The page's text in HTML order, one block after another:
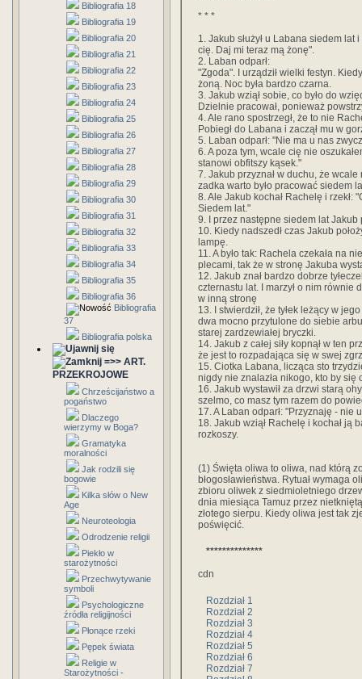
Bibliografia 18
Bibliografia 19
Bibliografia 20
Bibliografia 21
Bibliografia 22
Bibliografia 23
Bibliografia 24
Bibliografia 25
Bibliografia 26
Bibliografia 27
Bibliografia 28
Bibliografia 29
Bibliografia 30
Bibliografia 31
Bibliografia 32
Bibliografia 33
Bibliografia 34
Bibliografia 35
Bibliografia 36
Bibliografia
37
Bibliografia polska
=>> ART.
PRZEKROJOWE
Chrześcijaństwo a
pogaństwo
Dlaczego
wierzymy w Boga?
Gramatyka
moralności
Jak rodzili się
bogowie
Kilka słów o New
Age
Neuroteologia
Odrodzenie religii
Piekło w
starożytności
Przechwytywanie
symboli
Psychologiczne
źródła religijności
Płonące rzeki
Pępek świata
Religie w
Starożytności -
* * *
1. Jakub służył u Labana siedem lat
cię. Daj mi teraz mą żonę".
2. Laban odparł:
"Zgoda". I urządził wielki festyn.
żoną. Noc była bardzo czarna.
3. Jakub wziął sobie, co było do
Dzielnie pracował, ponieważ
4. Ale rano spostrzegł, że to nie
Pobiegł do Labana i zaczął mu w
5. Laban odparł: "Nie ma u nas
6. A poza tym, wcale cię nie
stanowi obfitszy kąsek."
7. Jakub przyznał w duchu, że
zadka warto było pracować siedem
8. Ale Jakub kochał Rachelę i
Siedem lat."
9. I przez następne siedem lat Jakub
10. Kiedy nadszedł czas Jakub
lampę.
11. A było tak: Rachela czekała na
plecami, tak że w stronę Jakuba
12. Jakub znał bardzo dobrze
czternastu lat. I marzył o nim równie
w inną stronę
13. I stwierdził, że tyłek leżący w
dwa mocno przytulone do siebie
starej zardzewiałej bryczki.
14. Jakub z całej siły kopnął w ten
że jest to rozpadająca się w swej
15. Ciotka Labana, licząca sto
nigdy nie znalazła nikogo, kto by się
16. Jakub wystawił za drzwi starą
szelmo, co masz tym razem do
17. A Laban odparł: "Przyznaję - nie
18. Jakub wziął Rachelę i kochał ją
rozkoszy.
(1) Święta oliwa to oliwa, nad którą
błogosławieństwa. Rytuał wymaga
zbioru oliwek z siedmioletniego
dnia miesiąca Tamuz przez
złotego sierpu. Kiedy oliwa jest tak
poświęcić.
**************
cdn
Rozdział 1
Rozdział 2
Rozdział 3
Rozdział 4
Rozdział 5
Rozdział 6
Rozdział 7